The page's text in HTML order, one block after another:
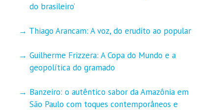
do brasileiro’
Thiago Arancam: A voz, do erudito ao popular
Guilherme Frizzera: A Copa do Mundo e a
geopolítica do gramado
Banzeiro: o autêntico sabor da Amazônia em
São Paulo com toques contemporâneos e